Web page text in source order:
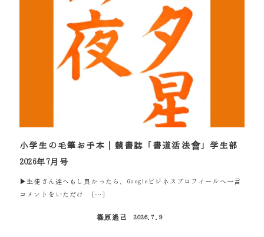
小学生の毛筆お手本｜競書誌「書道活法會」学生部
2026年7月号
▶生徒さん達へもし良かったら、Googleビジネスプロフィールへ一言
コメントをいただけ […]
篠原遙己
2026.7.9